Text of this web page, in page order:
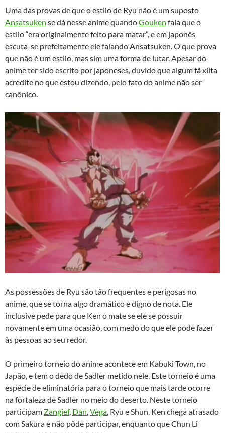
Uma das provas de que o estilo de Ryu não é um suposto
Ansatsuken se dá nesse anime quandoGouken fala que o
estilo “era originalmente feito para matar”, e em japonês
escuta-se prefeitamente ele falando Ansatsuken. O que prova
que não é um estilo, mas sim uma forma de lutar. Apesar do
anime ter sido escrito por japoneses, duvido que algum fã xiita
acredite no que estou dizendo, pelo fato do anime não ser
canônico.
As possessões de Ryu são tão frequentes e perigosas no
anime, que se torna algo dramático e digno de nota. Ele
inclusive pede para que Ken o mate se ele se possuir
novamente em uma ocasião, com medo do que ele pode fazer
às pessoas ao seu redor.
O primeiro torneio do anime acontece em Kabuki Town, no
Japão, e tem o dedo de Sadler metido nele. Este torneio é uma
espécie de eliminatória para o torneio que mais tarde ocorre
na fortaleza de Sadler no meio do deserto. Neste torneio
participam Zangief, Dan,Vega, Ryu e Shun. Ken chega atrasado
com Sakura e não pôde participar, enquanto que Chun Li